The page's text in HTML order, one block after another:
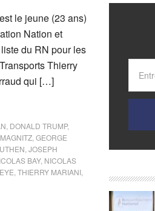
le jeune (23 ans)
Nation et
du RN pour les
Thierry
qui […]
DONALD TRUMP,
GEORGE
JOSEPH
BAY, NICOLAS
THIERRY MARIANI